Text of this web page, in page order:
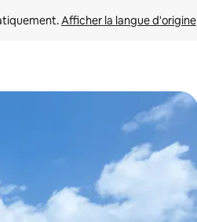
Afficher la langue d'origine